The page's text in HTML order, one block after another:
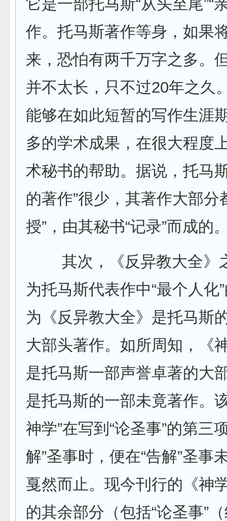
它是一部托马斯“从头至尾”“
作。托马斯著作等身，如果
来，恐怕有两千万字之多。
并不太长，只不过20年之久
能够在如此短暂的写作生涯
多的学术成果，在很大程度
术秘书的帮助。据说，托马
的著作”很少，其著作大部分
授”，由其秘书“记录”而成的
其次，《反异教大全》
为托马斯代表作中“最个人化
为《反异教大全》是托马斯
大部头著作。如所周知，《
是托马斯一部声誉卓著的大
是托马斯的一部未竟著作。
神学”在写到“论圣事”的第三
解”圣事时，便在“告解”圣事
戛然而止。现今刊行的《神
的其余部分（包括“论圣事”